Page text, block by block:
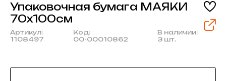
Упаковочная бумага МАЯКИ
70х100см
Артикул:
1108497
Код:
00-00010862
В наличии:
3 шт.